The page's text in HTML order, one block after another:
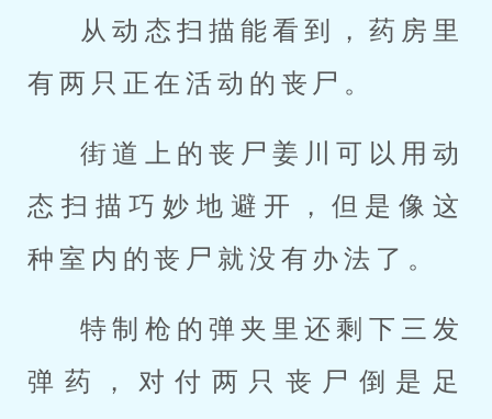
从动态扫描能看到，药房里
有两只正在活动的丧尸。
街道上的丧尸姜川可以用动
态扫描巧妙地避开，但是像这
种室内的丧尸就没有办法了。
特制枪的弹夹里还剩下三发
弹药，对付两只丧尸倒是足